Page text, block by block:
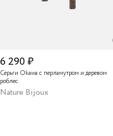
6 290 ₽
Серьги Okawa с перламутром и деревом
роблес
Nature Bijoux